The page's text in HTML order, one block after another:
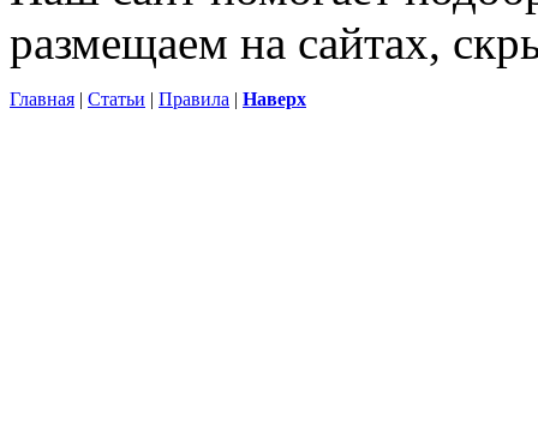
размещаем на сайтах,
Главная | Статьи | Правила | Наверх